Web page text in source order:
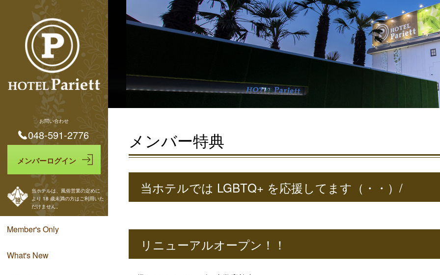
当ホテルは、風俗営業の定めに
より 18 歳未満の方はご利用いた
だけません。
お問い合わせ
048-591-2776
Member's Only
What's New
メンバー特典
当ホテルでは LGBTQ+ を応援してます（・・）/
リニューアルオープン！！